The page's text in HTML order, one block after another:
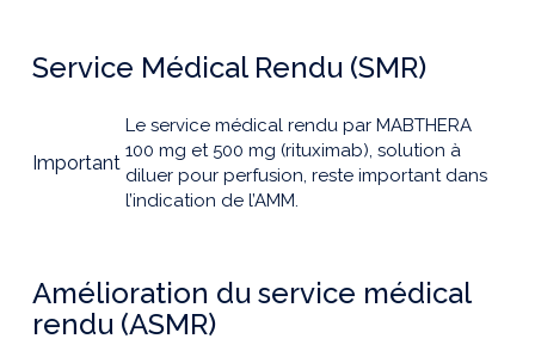
Service Médical Rendu (SMR)
Important
Le service médical rendu par MABTHERA
100 mg et 500 mg (rituximab), solution à
diluer pour perfusion, reste important dans
l’indication de l’AMM.
Amélioration du service médical
rendu (ASMR)